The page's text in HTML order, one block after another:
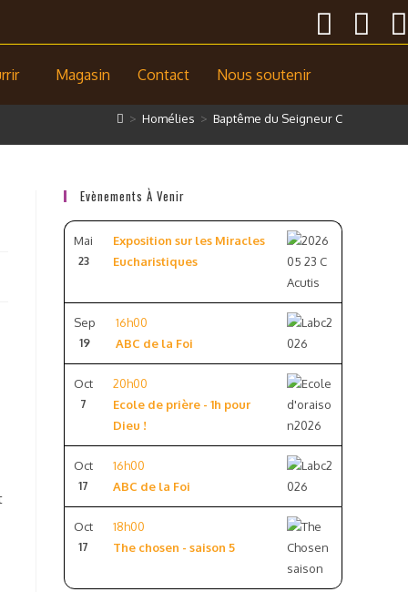
Magasin Contact Nous soutenir
> Homélies > Baptême du Seigneur C
Evènements À Venir
Mai
23
Exposition sur les Miracles
Eucharistiques
Sep
19
16h00
ABC de la Foi
Oct
7
20h00
Ecole de prière - 1h pour
Dieu !
Oct
17
16h00
ABC de la Foi
Oct
17
18h00
The chosen - saison 5